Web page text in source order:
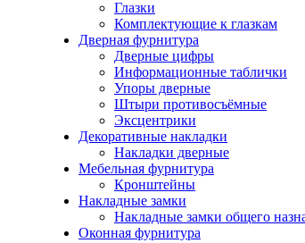
Глазки
Комплектующие к глазкам
Дверная фурнитура
Дверные цифры
Информационные таблички
Упоры дверные
Штыри противосъёмные
Эксцентрики
Декоративные накладки
Накладки дверные
Мебельная фурнитура
Кронштейны
Накладные замки
Накладные замки общего
Оконная фурнитура